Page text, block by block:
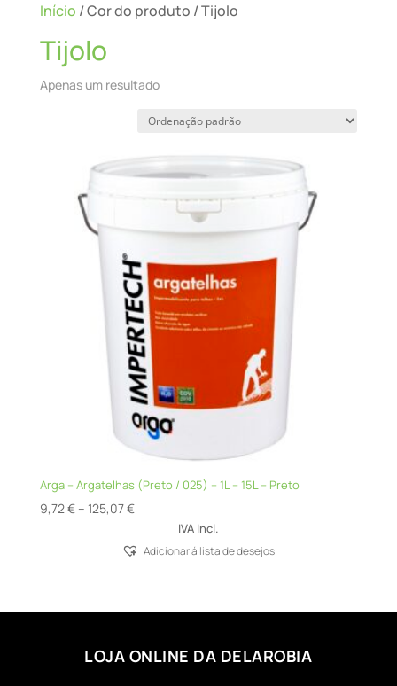
Início / Cor do produto / Tijolo
Tijolo
Apenas um resultado
Arga – Argatelhas (Preto / 025) – 1L – 15L – Preto
9,72€ – 125,07€Price
9,72 €
IVA Incl.
Adicionar á lista de desejos
LOJA ONLINE DA DELAROBIA